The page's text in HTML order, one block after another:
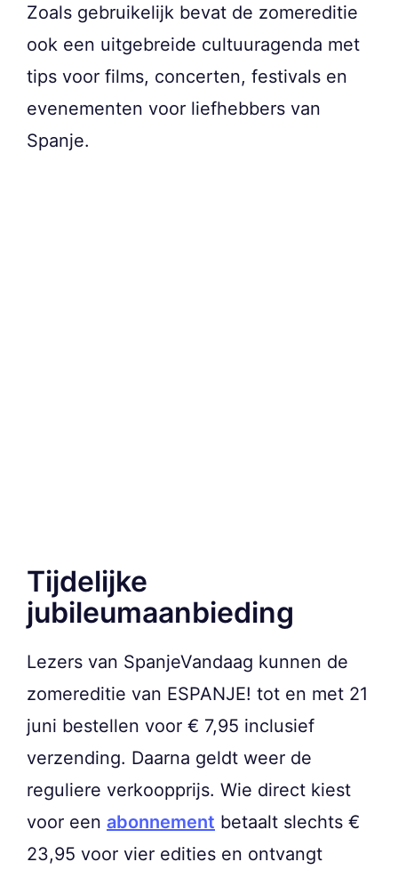
Zoals gebruikelijk bevat de zomereditie
ook een uitgebreide cultuuragenda met
tips voor films, concerten, festivals en
evenementen voor liefhebbers van
Spanje.
Tijdelijke
jubileumaanbieding
Lezers van SpanjeVandaag kunnen de
zomereditie van ESPANJE! tot en met 21
juni bestellen voor € 7,95 inclusief
verzending. Daarna geldt weer de
reguliere verkoopprijs. Wie direct kiest
voor een abonnement betaalt slechts €
23,95 voor vier edities en ontvangt